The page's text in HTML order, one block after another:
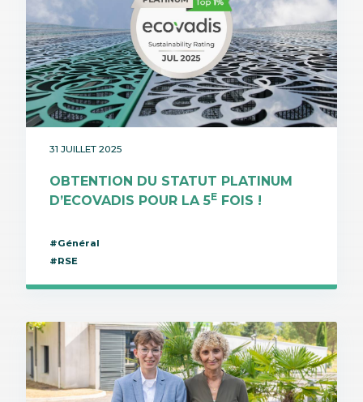
31 JUILLET 2025
OBTENTION DU STATUT PLATINUM
D’ECOVADIS POUR LA 5EFOIS !
#Général
#RSE